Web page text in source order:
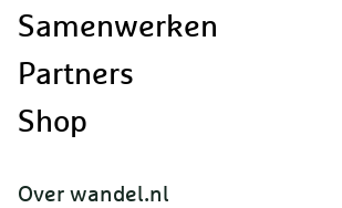
Samenwerken
Partners
Shop
Over wandel.nl